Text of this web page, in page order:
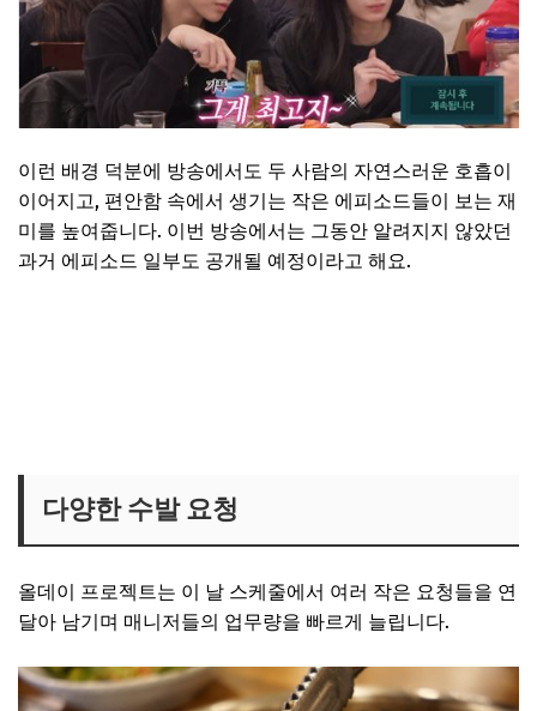
이런 배경 덕분에 방송에서도 두 사람의 자연스러운 호흡이
이어지고, 편안함 속에서 생기는 작은 에피소드들이 보는 재
미를 높여줍니다. 이번 방송에서는 그동안 알려지지 않았던
과거 에피소드 일부도 공개될 예정이라고 해요.
다양한 수발 요청
올데이 프로젝트는 이 날 스케줄에서 여러 작은 요청들을 연
달아 남기며 매니저들의 업무량을 빠르게 늘립니다.